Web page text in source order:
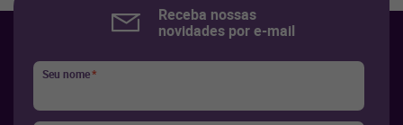
Receba nossas
novidades por e-mail
Seu nome*